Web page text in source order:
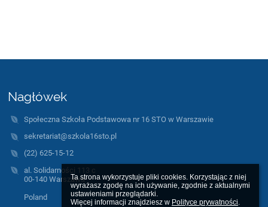
Ta strona wykorzystuje pliki cookies. Korzystając z niej
wyrażasz zgodę na ich używanie, zgodnie z aktualnymi
ustawieniami przeglądarki.
Więcej informacji znajdziesz w Polityce prywatności.
Nagłówek
Społeczna Szkoła Podstawowa nr 16 STO w Warszawie
sekretariat@szkola16sto.pl
(22) 625-15-12
al. Solidarności 113 c
00-140 Warszawa
Poland